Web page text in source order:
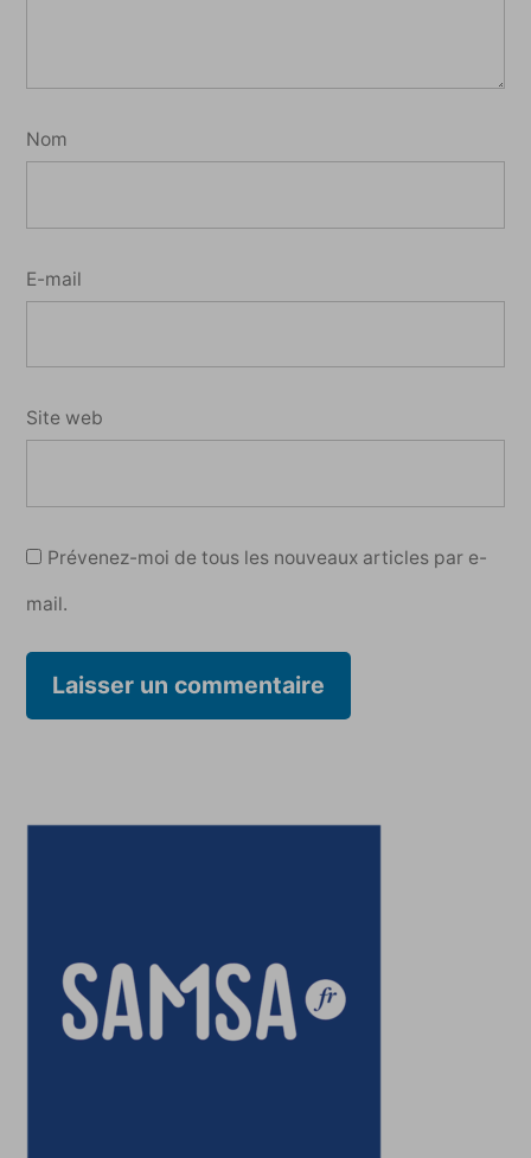
Nom
E-mail
Site web
Prévenez-moi de tous les nouveaux articles par e-
mail.